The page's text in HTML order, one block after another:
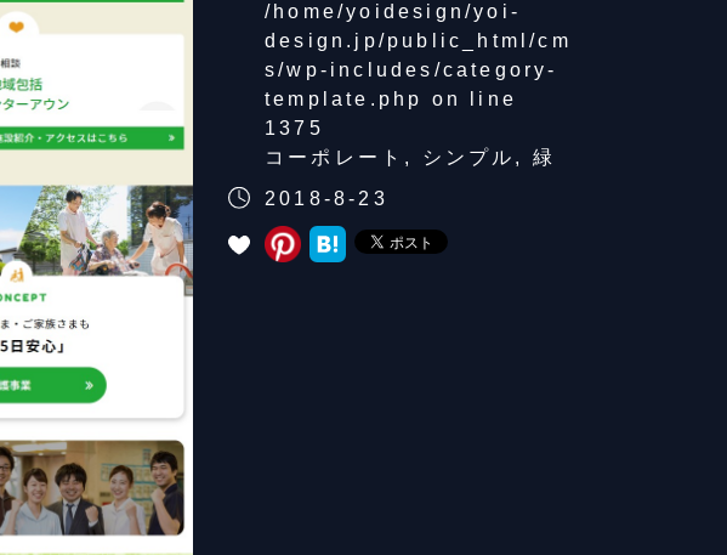
/home/yoidesign/yoi-
design.jp/public_html/cm
s/wp-includes/category-
template.php
on line
1375
コーポレート , シンプル , 緑
2018-8-23